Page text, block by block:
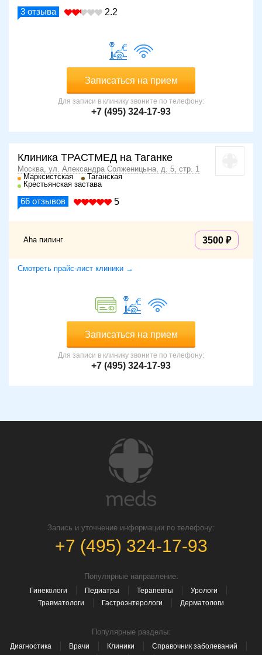
3 отзыва 2.2
Записаться на прием
Для записи в клинику звоните по телефону:
+7 (495) 324-17-93
Клиника ТРАСТМЕД на Таганке
Москва, ул. Александра Солженицына, д. 5, стр. 1
Марксистская
Таганская
Крестьянская застава
66 отзывов 5
Aha пилинг 3500
Смотреть прайс-лист клиники →
Записаться на прием
Для записи в клинику звоните по телефону:
+7 (495) 324-17-93
Запись и уточнение информации по телефону:
+7 (495) 324-17-93
Популярные направление:
Гинекологи Педиатры Терапевты
Урологи
Травматологи
Гастроэнтерологи Дерматологи
Популярные разделы:
Диагностика Врачи Клиники
Справочник заболеваний